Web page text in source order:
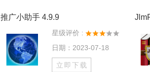
推广小助手 4.9.9
星级评价 :
日期：2023-07-18
立即下载